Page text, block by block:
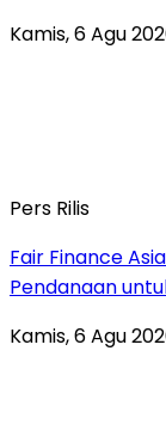
Kamis, 6 Agu
Pers Rilis
Fair Finance
Pendanaan
Kamis, 6 Agu